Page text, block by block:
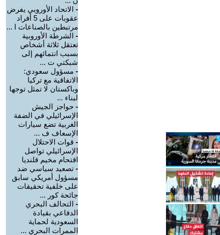
- الاتحاد الأوروبي يفرض
عقوبات على 5 أفراد
مرتبطين بالصناعات ا ...
- الشرطة الأوروبية
تعتقل ثلاثة أشخاص
بسبب انتمائهم إلى
شبكتي ت ...
- مسؤول سعودي:
الاتفاقية مع تركيا
وباكستان لا تمثل توجها
لبناء ...
- حواجز الجيش
الإسرائيلي في الضفة
الغربية تضع سيارات
الإسعاف ف ...
- قوات الاحتلال
الإسرائيلي تواصل
اقتحام مخيم قلنديا
- تصعيد سياسي ضد
مسؤول أمريكي سابق
على خلفية تحقيقات
جائحة كور ...
- التحالف البحري
الدفاعي بقيادة
السعودية لحماية
الممرات البحري ...